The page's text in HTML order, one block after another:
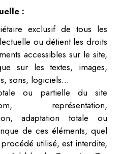
:
exclusif de tous les
ou détient les droits
accessibles sur le site,
sur les textes, images,
sons, logiciels…
ou partielle du site
représentation,
adaptation totale ou
de ces éléments, quel
utilisé, est interdite,